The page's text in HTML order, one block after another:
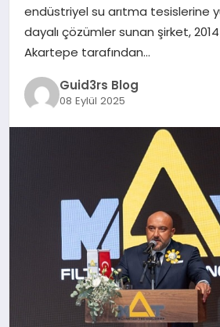
EĞITIM
endüstriyel su arıtma tesislerine
dayalı çözümler sunan şirket, 2014
Akartepe tarafından…
Guid3rs Blog
08 Eylül 2025